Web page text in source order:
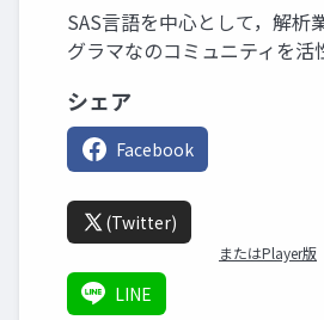
SAS言語を中心として，解析
グラマなのコミュニティを活
シェア
Facebook
(Twitter)
またはPlayer版
LINE